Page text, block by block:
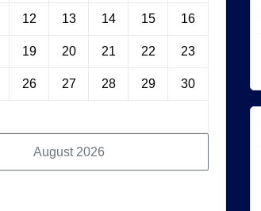
August 2026
12 13 14 15 16
19 20 21 22 23
26 27 28 29 30